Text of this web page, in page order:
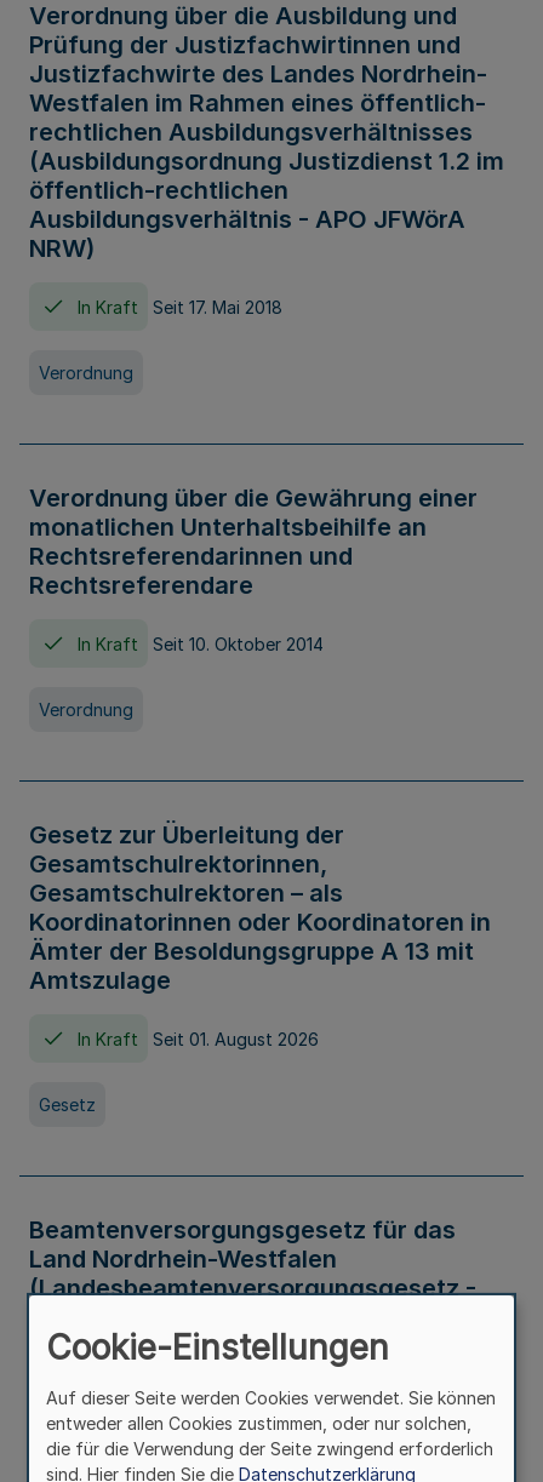
Verordnung über die Ausbildung und
Prüfung der Justizfachwirtinnen und
Justizfachwirte des Landes Nordrhein-
Westfalen im Rahmen eines öffentlich-
rechtlichen Ausbildungsverhältnisses
(Ausbildungsordnung Justizdienst 1.2 im
öffentlich-rechtlichen
Ausbildungsverhältnis - APO JFWörA
NRW)
In Kraft Seit 17. Mai 2018
Verordnung
Verordnung über die Gewährung einer
monatlichen Unterhaltsbeihilfe an
Rechtsreferendarinnen und
Rechtsreferendare
In Kraft Seit 10. Oktober 2014
Verordnung
Gesetz zur Überleitung der
Gesamtschulrektorinnen,
Gesamtschulrektoren – als
Koordinatorinnen oder Koordinatoren in
Ämter der Besoldungsgruppe A 13 mit
Amtszulage
In Kraft Seit 01. August 2026
Gesetz
Beamtenversorgungsgesetz für das
Land Nordrhein-Westfalen
(Landesbeamtenversorgungsgesetz -
Gesetz
Cookie-Einstellungen
Auf dieser Seite werden Cookies verwendet. Sie können
entweder allen Cookies zustimmen, oder nur solchen,
die für die Verwendung der Seite zwingend erforderlich
sind. Hier finden Sie die Datenschutzerklärung